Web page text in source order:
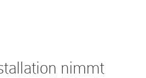
nimmt